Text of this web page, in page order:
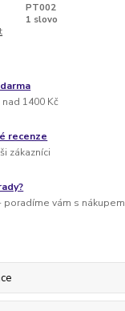
PT002
1 slovo
1400 Kč
recenze
zákazníci
poradíme vám s nákupem